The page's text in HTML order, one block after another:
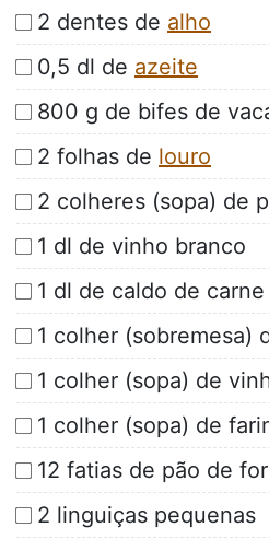
2 dentes de alho
0,5 dl de azeite
800 g de bifes de
2 folhas de louro
2 colheres (sopa) de
1 dl de vinho branco
1 dl de caldo de carne
1 colher (sobremesa)
1 colher (sopa) de
1 colher (sopa) de
12 fatias de pão de
2 linguiças pequenas